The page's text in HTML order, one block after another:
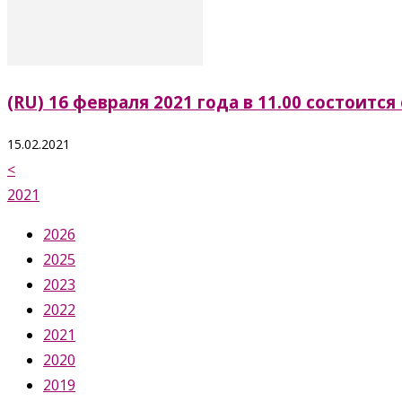
(RU) 16 февраля 2021 года в 11.00
15.02.2021
<
2021
2026
2025
2023
2022
2021
2020
2019